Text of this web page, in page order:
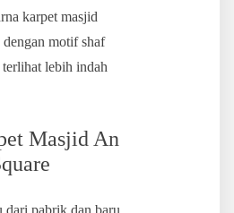
karpet masjid
motif shaf
lebih indah
Masjid An
dari pabrik dan baru